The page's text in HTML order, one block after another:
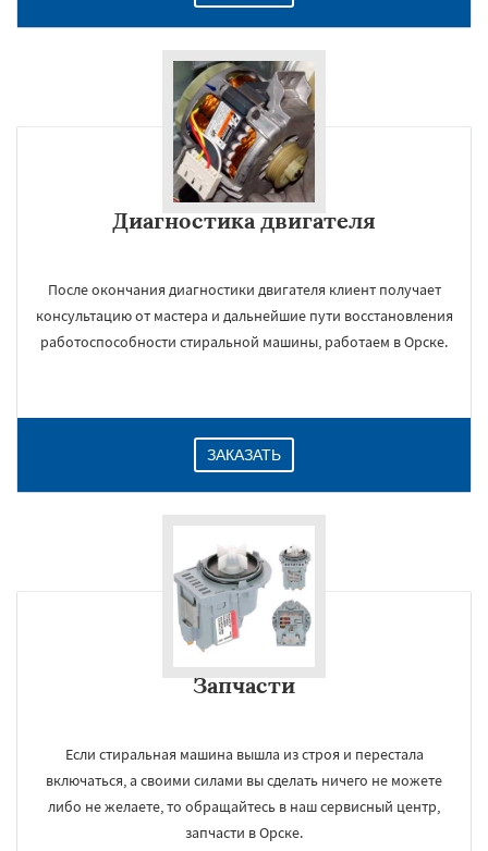
Диагностика двигателя
После окончания диагностики двигателя клиент получает
консультацию от мастера и дальнейшие пути восстановления
работоспособности стиральной машины, работаем в Орске.
ЗАКАЗАТЬ
Запчасти
Если стиральная машина вышла из строя и перестала
включаться, а своими силами вы сделать ничего не можете
либо не желаете, то обращайтесь в наш сервисный центр,
запчасти в Орске.